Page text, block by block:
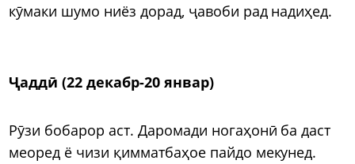
кӯмаки шумо ниёз дорад, ҷавоби рад надиҳед.
Ҷаддӣ (22 декабр-20 январ)
Рӯзи бобарор аст. Даромади ногаҳонӣ ба даст
меоред ё чизи қимматбаҳое пайдо мекунед.